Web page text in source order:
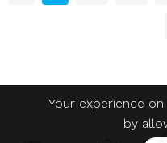
Your experience
by